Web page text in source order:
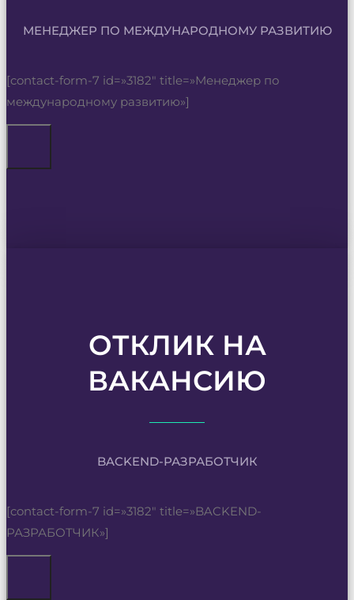
МЕНЕДЖЕР ПО МЕЖДУНАРОДНОМУ РАЗВИТИЮ
[contact-form-7 id=»3182″ title=»Менеджер по
международному развитию»]
ОТКЛИК НА
ВАКАНСИЮ
BACKEND-РАЗРАБОТЧИК
[contact-form-7 id=»3182″ title=»BACKEND-
РАЗРАБОТЧИК»]